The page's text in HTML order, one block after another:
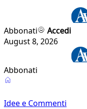
Abbonati
Accedi
August 8, 2026
Abbonati
Idee e Commenti